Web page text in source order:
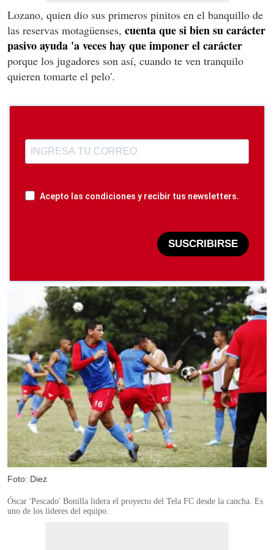
Lozano, quien dio sus primeros pinitos en el banquillo de
las reservas motagüenses, cuenta que si bien su carácter
pasivo ayuda 'a veces hay que imponer el carácter
porque los jugadores son así, cuando te ven tranquilo
quieren tomarte el pelo'.
Acepto las condiciones y recibir tus newsletters.
SUSCRIBIRSE
Foto: Diez
Óscar 'Pescado' Bonilla lidera el proyecto del Tela FC desde la cancha. Es
uno de los líderes del equipo.